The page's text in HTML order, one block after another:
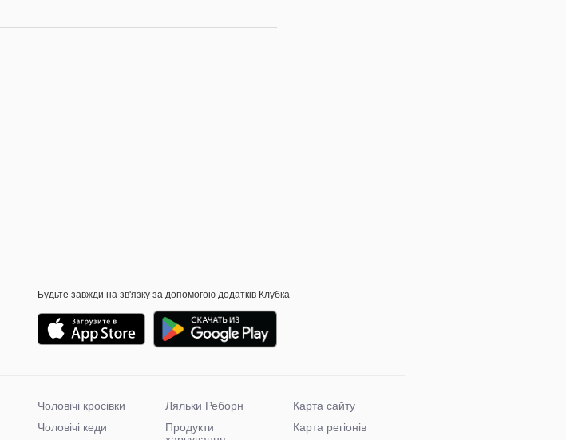
Будьте завжди на зв'язку за допомогою додатків Клубка
Чоловічі кросівки
Чоловічі кеди
Ляльки Реборн
Продукти
Карта сайту
Карта регіонів